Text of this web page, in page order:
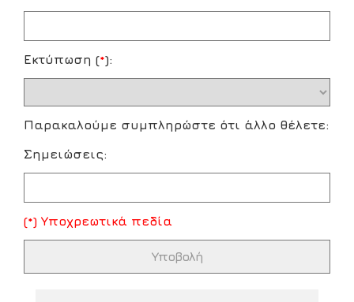
Εκτύπωση (*):
Παρακαλούμε συμπληρώστε ότι άλλο θέλετε:
Σημειώσεις:
(*) Υποχρεωτικά πεδία